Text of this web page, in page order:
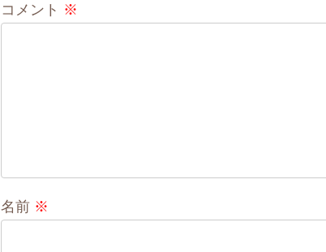
コメント ※
名前 ※